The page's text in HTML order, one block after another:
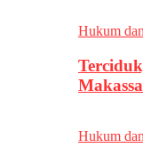
Hukum
Hukum